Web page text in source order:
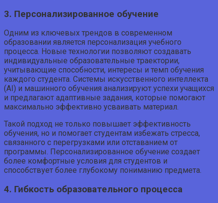
3. Персонализированное обучение
Одним из ключевых трендов в современном
образовании является персонализация учебного
процесса. Новые технологии позволяют создавать
индивидуальные образовательные траектории,
учитывающие способности, интересы и темп обучения
каждого студента. Системы искусственного интеллекта
(AI) и машинного обучения анализируют успехи учащихся
и предлагают адаптивные задания, которые помогают
максимально эффективно усваивать материал.
Такой подход не только повышает эффективность
обучения, но и помогает студентам избежать стресса,
связанного с перегрузками или отставанием от
программы. Персонализированное обучение создает
более комфортные условия для студентов и
способствует более глубокому пониманию предмета.
4. Гибкость образовательного процесса